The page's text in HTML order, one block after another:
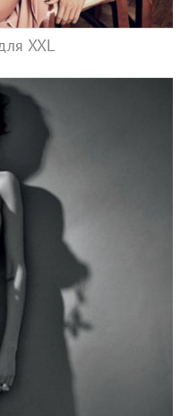
XXL